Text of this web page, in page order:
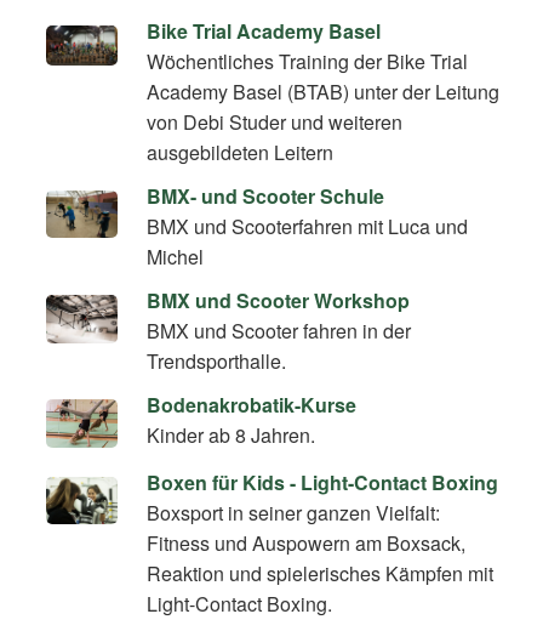
Bike Trial Academy Basel
Wöchentliches Training der Bike Trial
Academy Basel (BTAB) unter der Leitung
von Debi Studer und weiteren
ausgebildeten Leitern
BMX- und Scooter Schule
BMX und Scooterfahren mit Luca und
Michel
BMX und Scooter Workshop
BMX und Scooter fahren in der
Trendsporthalle.
Bodenakrobatik-Kurse
Kinder ab 8 Jahren.
Boxen für Kids - Light-Contact Boxing
Boxsport in seiner ganzen Vielfalt:
Fitness und Auspowern am Boxsack,
Reaktion und spielerisches Kämpfen mit
Light-Contact Boxing.